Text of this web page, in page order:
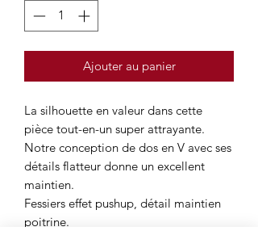
Ajouter au panier
La silhouette en valeur dans cette
pièce tout-en-un super attrayante.
Notre conception de dos en V avec ses
détails flatteur donne un excellent
maintien.
Fessiers effet pushup, détail maintien
poitrine.